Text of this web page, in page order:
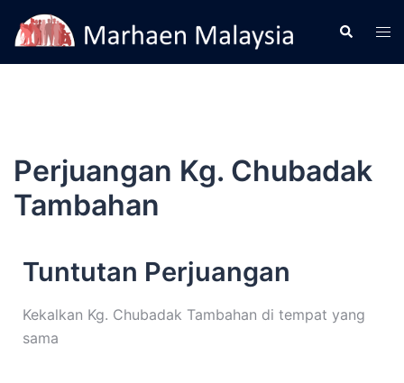
Perjuangan Kg. Chubadak
Tambahan
Tuntutan Perjuangan
Kekalkan Kg. Chubadak Tambahan di tempat yang
sama